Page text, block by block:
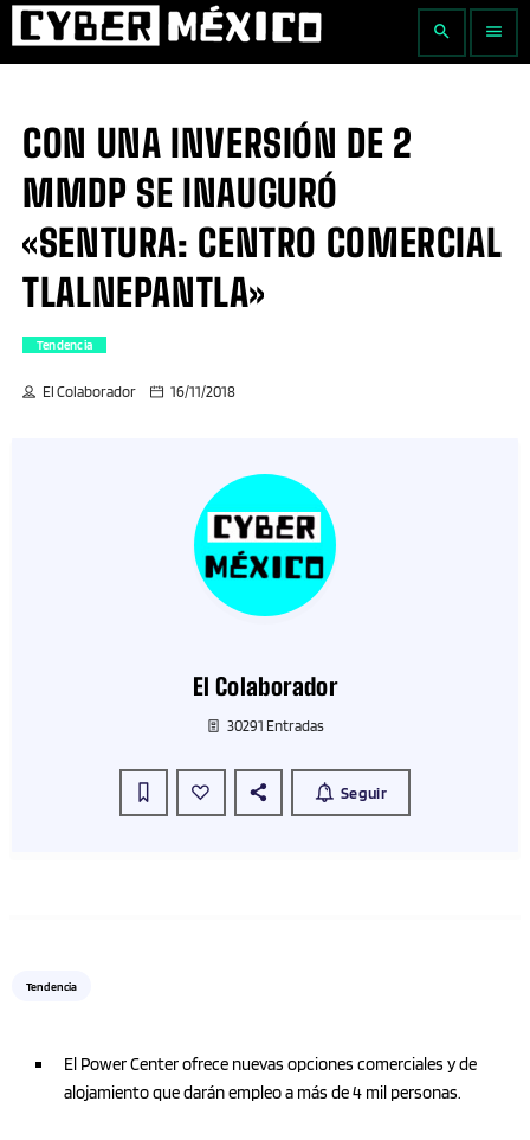
search menu
CON UNA INVERSIÓN DE 2
MMDP SE INAUGURÓ
«SENTURA: CENTRO COMERCIAL
TLALNEPANTLA»
Tendencia
El Colaborador 16/11/2018
El Colaborador
30291 Entradas
Seguir
Tendencia
El Power Center ofrece nuevas opciones comerciales y de
alojamiento que darán empleo a más de 4 mil personas.